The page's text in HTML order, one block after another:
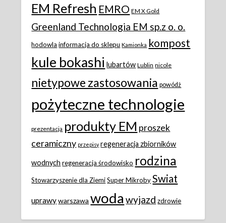
EM Refresh EMRO EM X Gold
Greenland Technologia EM sp.z o. o.
hodowla informacja do sklepu Kamionka kompost
kule bokashi lubartów Lublin nicole
nietypowe zastosowania powódż
pożyteczne technologie
prezentacja produkty EM proszek
ceramiczny przepisy regeneracja zbiorników
wodnych regeneracja środowisko rodzina
Stowarzyszenie dla Ziemi Super Mikroby Swiat
uprawy warszawa woda wyjazd zdrowie